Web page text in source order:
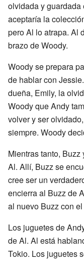
olvidada y
aceptaría la
pero Al lo atrapa. Al
brazo de Woody.
Woody se prepara
de hablar con
dueña, Emily, la
Woody que Andy
volver y ser
siempre. Woody
Mientras tanto,
Al. Allí, Buzz se
cree ser un
encierra al Buzz de
al nuevo Buzz con
Los juguetes de
de Al. Al está
Tokio. Los juguetes